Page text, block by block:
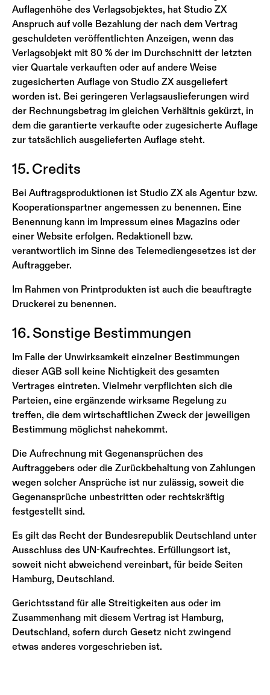
Auflagenhöhe des Verlagsobjektes, hat Studio ZX
Anspruch auf volle Bezahlung der nach dem Vertrag
geschuldeten veröffentlichten Anzeigen, wenn das
Verlagsobjekt mit 80 % der im Durchschnitt der letzten
vier Quartale verkauften oder auf andere Weise
zugesicherten Auflage von Studio ZX ausgeliefert
worden ist. Bei geringeren Verlagsauslieferungen wird
der Rechnungsbetrag im gleichen Verhältnis gekürzt, in
dem die garantierte verkaufte oder zugesicherte Auflage
zur tatsächlich ausgelieferten Auflage steht.
15. Credits
Bei Auftragsproduktionen ist Studio ZX als Agentur bzw.
Kooperationspartner angemessen zu benennen. Eine
Benennung kann im Impressum eines Magazins oder
einer Website erfolgen. Redaktionell bzw.
verantwortlich im Sinne des Telemediengesetzes ist der
Auftraggeber.
Im Rahmen von Printprodukten ist auch die beauftragte
Druckerei zu benennen.
16. Sonstige Bestimmungen
Im Falle der Unwirksamkeit einzelner Bestimmungen
dieser AGB soll keine Nichtigkeit des gesamten
Vertrages eintreten. Vielmehr verpflichten sich die
Parteien, eine ergänzende wirksame Regelung zu
treffen, die dem wirtschaftlichen Zweck der jeweiligen
Bestimmung möglichst nahekommt.
Die Aufrechnung mit Gegenansprüchen des
Auftraggebers oder die Zurückbehaltung von Zahlungen
wegen solcher Ansprüche ist nur zulässig, soweit die
Gegenansprüche unbestritten oder rechtskräftig
festgestellt sind.
Es gilt das Recht der Bundesrepublik Deutschland unter
Ausschluss des UN-Kaufrechtes. Erfüllungsort ist,
soweit nicht abweichend vereinbart, für beide Seiten
Hamburg, Deutschland.
Gerichtsstand für alle Streitigkeiten aus oder im
Zusammenhang mit diesem Vertrag ist Hamburg,
Deutschland, sofern durch Gesetz nicht zwingend
etwas anderes vorgeschrieben ist.